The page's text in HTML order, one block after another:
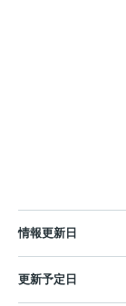
情報更新日
更新予定日